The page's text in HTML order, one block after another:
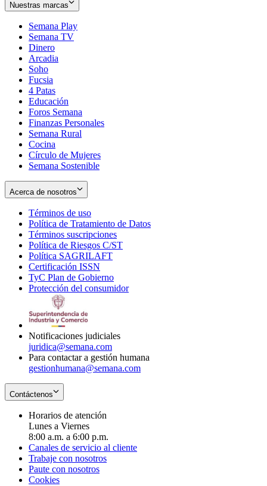
Nuestras marcas
Semana Play
Semana TV
Dinero
Arcadia
Soho
in
new
window
Fucsia
in
new
window
4 Patas
Educación
Foros Semana
Finanzas Personales
Semana Rural
Cocina
Círculo de Mujeres
Semana Sostenible
Acerca de nosotros
Términos de uso
in
new
window
Política de Tratamiento de Datos
Términos suscripciones
in
Política de Riesgos C/ST
Política SAGRILAFT
new
window
Certificación ISSN
in
new
TyC Plan de Gobierno
in
Protección del consumidorOpens
Notificaciones judiciales
juridica@semana.com
Para contactar a gestión humana
gestionhumana@semana.com
Contáctenos
Horarios de atención
Lunes a Viernes
8:00 a.m. a 6:00 p.m.
Canales de servicio al cliente
Trabaje con nosotros
Paute con nosotros
Cookies